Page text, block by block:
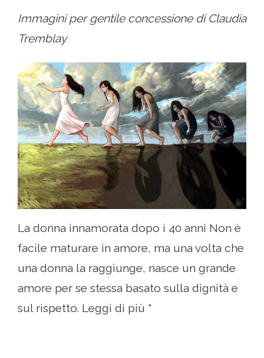
Immagini per gentile concessione di Claudia
Tremblay
La donna innamorata dopo i 40 anni Non è
facile maturare in amore, ma una volta che
una donna la raggiunge, nasce un grande
amore per se stessa basato sulla dignità e
sul rispetto. Leggi di più "